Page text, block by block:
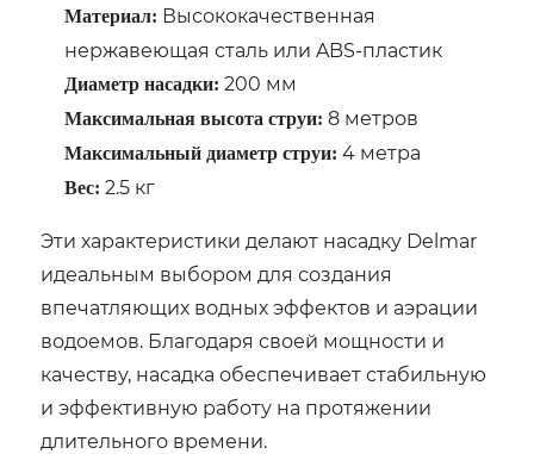
Материал: Высококачественная
нержавеющая сталь или ABS-пластик
Диаметр насадки: 200 мм
Максимальная высота струи: 8 метров
Максимальный диаметр струи: 4 метра
Вес: 2.5 кг
Эти характеристики делают насадку Delmar
идеальным выбором для создания
впечатляющих водных эффектов и аэрации
водоемов. Благодаря своей мощности и
качеству, насадка обеспечивает стабильную
и эффективную работу на протяжении
длительного времени.